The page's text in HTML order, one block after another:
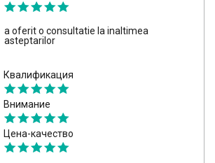
a oferit o consultatie la inaltimea
asteptarilor
Квалификация
Внимание
Цена-качество